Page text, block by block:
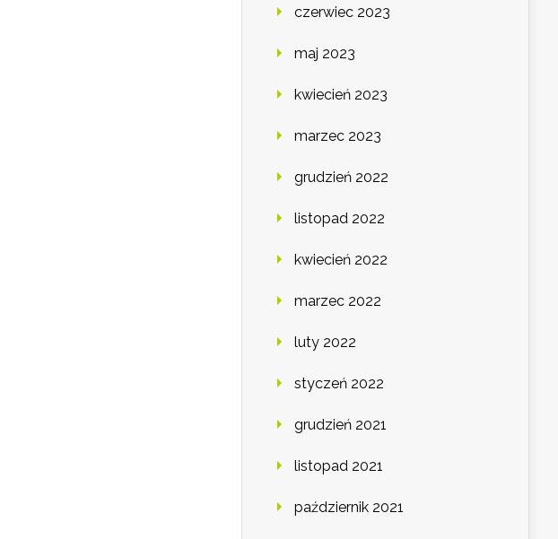
czerwiec 2023
maj 2023
kwiecień 2023
marzec 2023
grudzień 2022
listopad 2022
kwiecień 2022
marzec 2022
luty 2022
styczeń 2022
grudzień 2021
listopad 2021
październik 2021